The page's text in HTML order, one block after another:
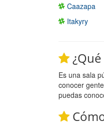
Caazapa
Itakyry
¿Qué
Es una sala
conocer
puedas